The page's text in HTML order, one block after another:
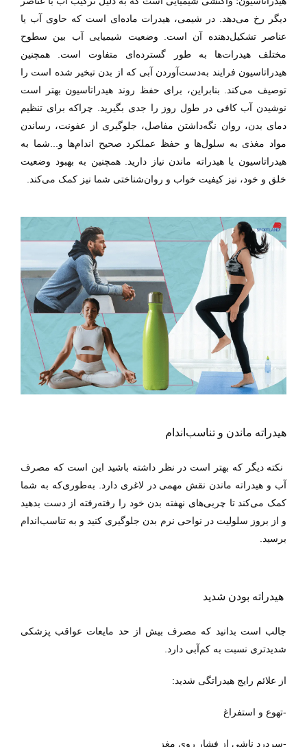
دیگر رخ می‌دهد. در شیمی، هیدرات ماده‌ای است که حاوی آب یا
عناصر تشکیل‌دهنده آن است. وضعیت شیمیایی آب بین سطوح
مختلف هیدرات‌ها به طور گسترده‌ای متفاوت است. همچنین
هیدراتاسیون فرایند به‌دست‌آوردن آبی که از بدن تبخیر شده است را
توصیف می‌کند. بنابراین، برای حفظ روند هیدراتاسیون بهتر است
نوشیدن آب کافی در طول روز را جدی بگیرید. چراکه برای تنظیم
دمای بدن، روان نگه‌داشتن مفاصل، جلوگیری از عفونت، رساندن
مواد مغذی به سلول‌ها و حفظ عملکرد صحیح اندام‌ها و...شما به
هیدراتاسیون یا هیدراته ماندن نیاز دارید. همچنین به بهبود وضعیت
خلق و خود، نیز کیفیت خواب و روان‌شناختی شما نیز کمک می‌کند.
هیدراته ماندن و تناسب‌اندام
نکته دیگر که بهتر است در نظر داشته باشید این است که مصرف
آب و هیدراته ماندن نقش مهمی در لاغری دارد. به‌طوری‌که به شما
کمک می‌کند تا چربی‌های نهفته بدن خود را رفته‌رفته از دست بدهید
و از بروز سلولیت در نواحی نرم بدن جلوگیری کنید و به تناسب‌اندام
برسید.
هیدراته بودن شدید
جالب است بدانید که مصرف بیش از حد مایعات عواقب پزشکی
شدیدتری نسبت به کم‌آبی دارد.
از علائم رایج هیدراتگی شدید:
-تهوع و استفراغ
-سردرد ناشی از فشار روی مغز